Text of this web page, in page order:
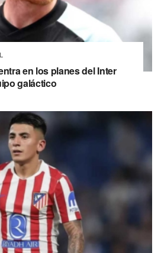
en los planes del Inter
galáctico